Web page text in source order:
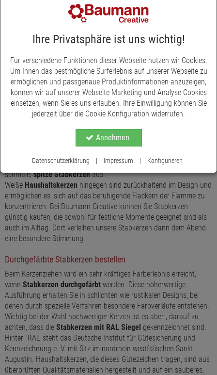
»
Stabkerzen & Haushaltskerzen günstig
Jetzt Stabkerzen im Online Shop von Baumann Creative kaufen ▶
Schneller und günstiger Versand ✓ Hochwertige Qualität ✓
Stabkerzen Shop
Die Stabkerzen in unserem Sortiment haben genau das richtige
Format für aufwändige wie prächtige Kerzenleuchter oder auch für
geschmackvolle, zierliche Kerzenständer. Sie können ohne weitere
hineingedrückt werden. Besonders festlich und stilvoll sehen
schmale,spitze Stabkerzenaus.
Weiße Haushaltskerzen hingegen sind zurückhaltend im Design und
ermöglichen es, sich auf das beruhigende Flackern der Flamme zu
konzentrieren. Bei Baumann Creative können Sie Stabkerzen
günstig kaufen, die sowohl für festliche Momente geeignet sind als
auch im Alltag. Dort verleihen unsere Stabkerzen dann dem Abend
eine besondere Stimmung.
Durchgefärbte Stabkerzen bestellen
Beim Kerzenziehen wird ein sehr kräftiges Farberlebnis erreicht,
wenn Stabkerzen durchgefärbt werden. Diese höherwertige
Ausführung erhalten Sie in schlichten wie rustikalen Designs, bei
denen durch spezielle Verfahren besondere Farbverläufe entstehen.
Wichtig bei der Wahl hochwertiger Kerzen ist es aber , darauf zu
achten, dass die Stabkerzen mit RAL Siegel gekennzeichnet sind.
Hinter "RAL" steht das Deutsche Institut für Gütesicherung und
Kennzeichnung e. V. mit Sitz im nordrhein-westfälischen Sankt
Augustin. Haushaltskerzen, die dieses Gütezeichen tragen, sind aus
überprüften Qualitätsmaterialien hergestellt und auf ein sauberes,
Ihre Privatsphäre ist uns wichtig!
Für verschiedene Funktionen dieser Webseite nutzen wir Cookies.
Um Ihnen das bestmögliche Surferlebnis auf unserer Webseite zu
ermöglichen und passgenaue Produktinformationen anzuzeigen,
können wir auf unserer Webseite Marketing und Analyse Cookies
einsetzen, wenn Sie es uns erlauben. Ihre Einwilligung können Sie
jederzeit über die Cookie Konfiguration widerrufen.
Annehmen
Datenschutzerklärung | Impressum | Konfigurieren